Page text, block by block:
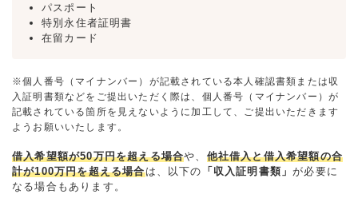
パスポート
特別永住者証明書
在留カード
※個人番号（マイナンバー）が記載されている本人確認書類または収
入証明書類などをご提出いただく際は、個人番号（マイナンバー）が
記載されている箇所を見えないように加工して、ご提出いただきます
ようお願いいたします。
借入希望額が50万円を超える場合や、 他社借入と借入希望額の合
計が100万円を超える場合は、以下の 「収入証明書類」が必要に
なる場合もあります。